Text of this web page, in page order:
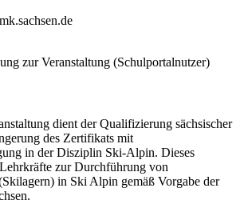
zur Veranstaltung (Schulportalnutzer)
dient der Qualifizierung sächsischer
des Zertifikats mit
in der Disziplin Ski-Alpin. Dieses
zur Durchführung von
in Ski Alpin gemäß Vorgabe der